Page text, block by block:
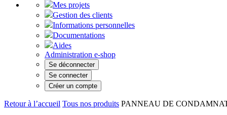
Mes projets
Gestion des clients
Informations personnelles
Documentations
Aides
Administration e-shop
Se déconnecter
Se connecter
Créer un compte
Retour à l’accueil Tous nos produits PANNEAU DE